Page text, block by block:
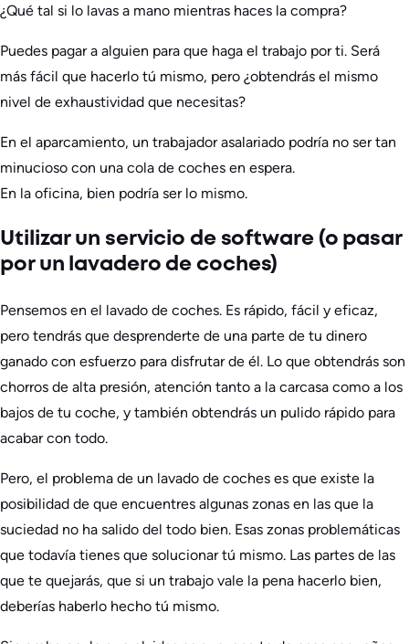
¿Qué tal si lo lavas a mano mientras haces la compra?
Puedes pagar a alguien para que haga el trabajo por ti. Será
más fácil que hacerlo tú mismo, pero ¿obtendrás el mismo
nivel de exhaustividad que necesitas?
En el aparcamiento, un trabajador asalariado podría no ser tan
minucioso con una cola de coches en espera.
En la oficina, bien podría ser lo mismo.
Utilizar un servicio de software (o pasar
por un lavadero de coches)
Pensemos en el lavado de coches. Es rápido, fácil y eficaz,
pero tendrás que desprenderte de una parte de tu dinero
ganado con esfuerzo para disfrutar de él. Lo que obtendrás son
chorros de alta presión, atención tanto a la carcasa como a los
bajos de tu coche, y también obtendrás un pulido rápido para
acabar con todo.
Pero, el problema de un lavado de coches es que existe la
posibilidad de que encuentres algunas zonas en las que la
suciedad no ha salido del todo bien. Esas zonas problemáticas
que todavía tienes que solucionar tú mismo. Las partes de las
que te quejarás, que si un trabajo vale la pena hacerlo bien,
deberías haberlo hecho tú mismo.